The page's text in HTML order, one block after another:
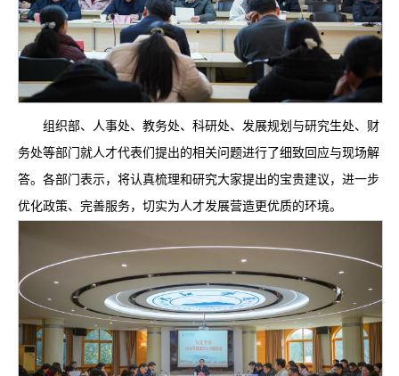
组织部、人事处、教务处、科研处、发展规划与研究生处、财
务处等部门就人才代表们提出的相关问题进行了细致回应与现场解
答。各部门表示，将认真梳理和研究大家提出的宝贵建议，进一步
优化政策、完善服务，切实为人才发展营造更优质的环境。